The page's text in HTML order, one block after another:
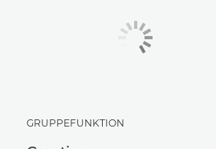
GRUPPEFUNKTION